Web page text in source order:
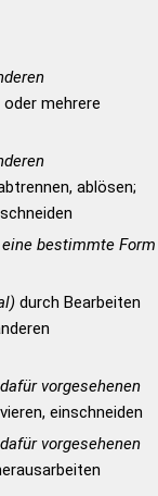
mehrere
ablösen;
bestimmte Form
durch Bearbeiten
vorgesehenen
einschneiden
vorgesehenen